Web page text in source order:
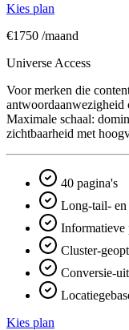
Kies plan
€1750 /maand
Universe Access
Voor merken die
antwoord­aanwezigheid
Maximale schaal:
zichtbaarheid met
40 pagina's
Long-tail- en
Informatieve
Cluster-
Conversie-
Kies plan